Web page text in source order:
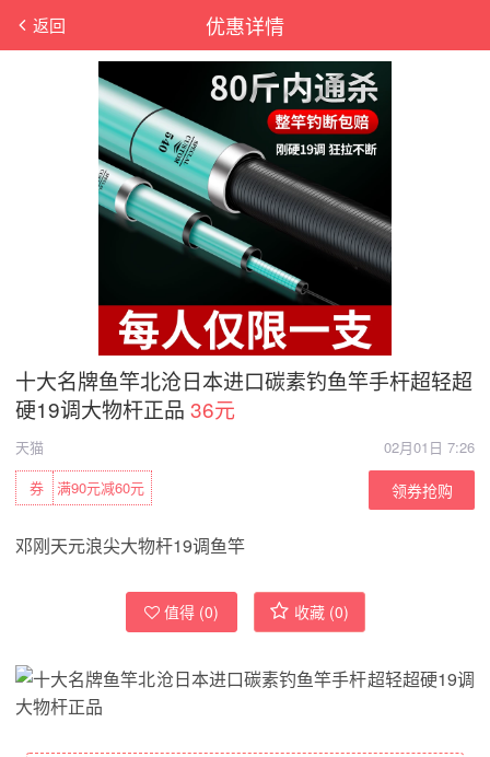
优惠详情
返回
十大名牌鱼竿北沧日本进口碳素钓鱼竿手杆超轻超
硬19调大物杆正品 36元
天猫
02月01日 7:26
满90元减60元
券 领券抢购
邓刚天元浪尖大物杆19调鱼竿
值得 (0) 收藏 (0)